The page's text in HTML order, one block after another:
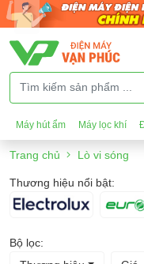
Máy hút ẩm Máy lọc khí
Trang chủ Lò vi sóng
Thương hiệu nổi bật:
Bộ lọc: